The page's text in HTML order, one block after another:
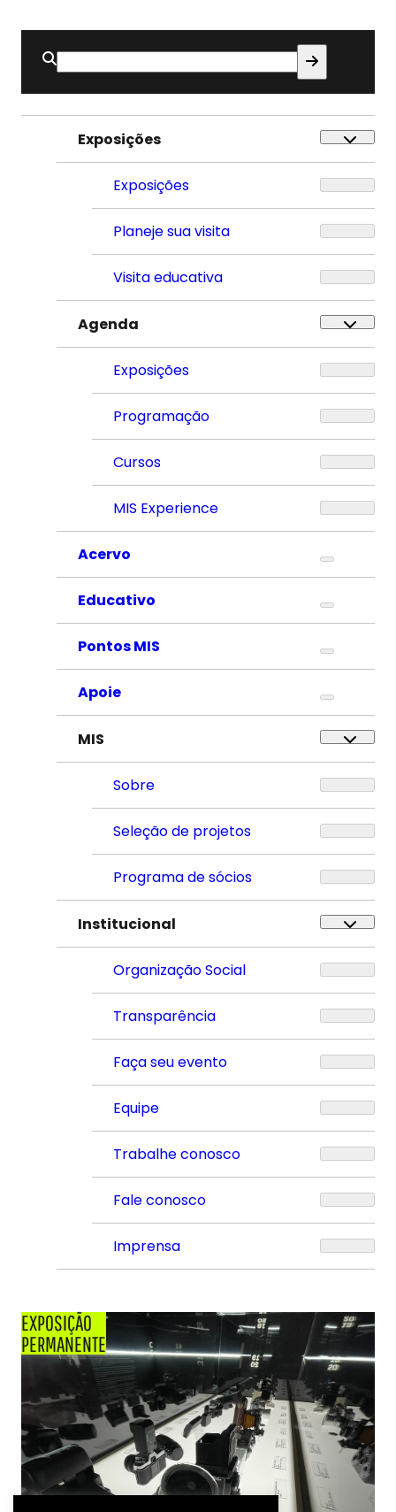
Buscar
por:
Exposições
Exposições
Planeje sua visita
Visita educativa
Agenda
Exposições
Programação
Cursos
MIS Experience
Acervo
Educativo
Pontos MIS
Apoie
MIS
Sobre
Seleção de projetos
Programa de sócios
Institucional
Organização Social
Transparência
Faça seu evento
Equipe
Trabalhe conosco
Fale conosco
Imprensa
EXPOSIÇÃO
PERMANENTE